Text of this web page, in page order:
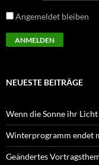
Angemeldet bleiben
NEUESTE BEITRÄGE
Wenn die Sonne ihr
Winterprogramm endet
Geändertes